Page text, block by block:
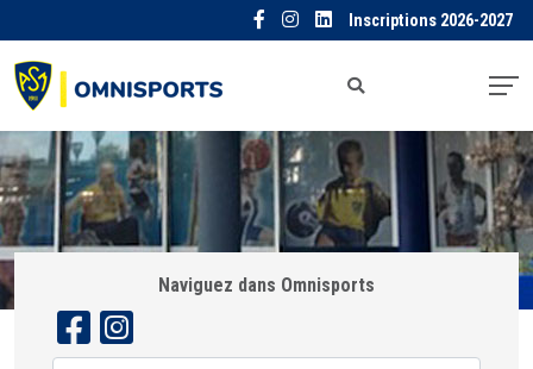
Inscriptions 2026-2027
Naviguez dans Omnisports